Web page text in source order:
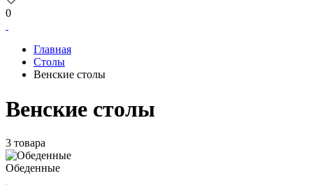
0
Главная
Столы
Венские столы
Венские столы
3 товара
Обеденные